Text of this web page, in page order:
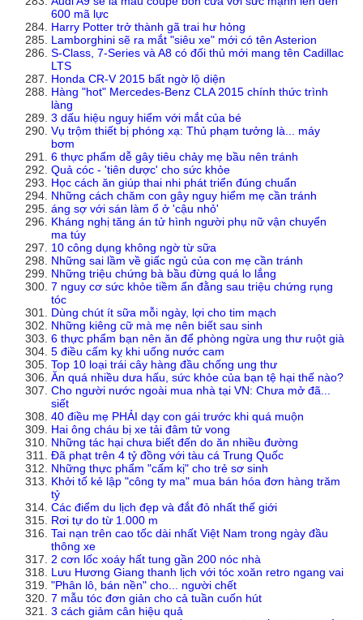
600 mã lực
Harry Potter trở thành gã trai hư hỏng
Lamborghini sẽ ra mắt "siêu xe" mới có tên Asterion
S-Class, 7-Series và A8 có đối thủ mới mang tên Cadillac
LTS
Honda CR-V 2015 bất ngờ lộ diện
Hàng "hot" Mercedes-Benz CLA 2015 chính thức trình
làng
3 dấu hiệu nguy hiểm với mắt của bé
Vụ trộm thiết bị phóng xạ: Thủ phạm tưởng là... máy
bơm
6 thực phẩm dễ gây tiêu chảy mẹ bầu nên tránh
Quả cóc - 'tiên dược' cho sức khỏe
Học cách ăn giúp thai nhi phát triển đúng chuẩn
Những cách chăm con gây nguy hiểm mẹ cần tránh
áng sợ với sán làm ổ ở 'cậu nhỏ'
Kháng nghị tăng án tử hình người phụ nữ vận chuyển
ma túy
10 công dụng không ngờ từ sữa
Những sai lầm về giấc ngủ của con mẹ cần tránh
Những triệu chứng bà bầu đừng quá lo lắng
7 nguy cơ sức khỏe tiềm ẩn đằng sau triệu chứng rụng
tóc
Dùng chút ít sữa mỗi ngày, lợi cho tim mạch
Những kiêng cữ mà mẹ nên biết sau sinh
6 thực phẩm bạn nên ăn để phòng ngừa ung thư ruột già
5 điều cấm kỵ khi uống nước cam
Top 10 loại trái cây hàng đầu chống ung thư
Ăn quá nhiều dưa hấu, sức khỏe của bạn tệ hại thế nào?
Cho người nước ngoài mua nhà tại VN: Chưa mở đã...
siết
40 điều mẹ PHẢI dạy con gái trước khi quá muộn
Hai ông cháu bị xe tải đâm tử vong
Những tác hại chưa biết đến do ăn nhiều đường
Đã phạt trên 4 tỷ đồng với tàu cá Trung Quốc
Những thực phẩm "cấm kị" cho trẻ sơ sinh
Khởi tố kẻ lập "công ty ma" mua bán hóa đơn hàng trăm
tỷ
Các điểm du lịch đẹp và đắt đỏ nhất thế giới
Rơi tự do từ 1.000 m
Tai nạn trên cao tốc dài nhất Việt Nam trong ngày đầu
thông xe
2 cơn lốc xoáy hất tung gần 200 nóc nhà
Lưu Hương Giang thanh lịch với tóc xoăn retro ngang vai
"Phân lô, bán nền" cho... người chết
7 mẫu tóc đơn giản cho cả tuần cuốn hút
3 cách giảm cân hiệu quả